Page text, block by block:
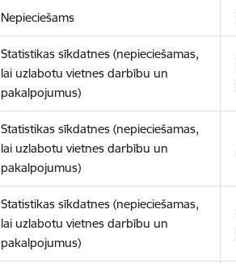
Nepieciešams
Statistikas sīkdatnes (nepieciešamas,
lai uzlabotu vietnes darbību un
pakalpojumus)
Statistikas sīkdatnes (nepieciešamas,
lai uzlabotu vietnes darbību un
pakalpojumus)
Statistikas sīkdatnes (nepieciešamas,
lai uzlabotu vietnes darbību un
pakalpojumus)